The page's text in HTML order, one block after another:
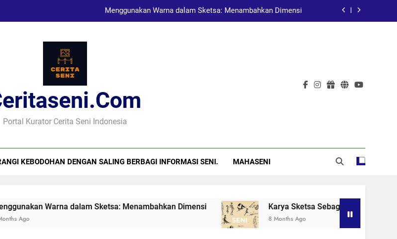
Menggunakan Warna dalam Sketsa: Menambahkan Dimensi
Seni Visual dan Implikasi Sosial: Menggugah Kesadaran Melalui Karya
Menggunakan Warna dalam Sketsa: Menambahkan Dimensi
Karya Sketsa Sebagai Alat Pembelajaran dalam Pendidikan Seni
Portal Kurator Cerita Seni Indonesia
KEBODOHAN DENGAN SALING BERBAGI INFORMASI SENI. MAHASENI
Warna dalam Sketsa: Menambahkan Dimensi Karya Sketsa Sebagai Alat Pembelajaran
8 Months Ago